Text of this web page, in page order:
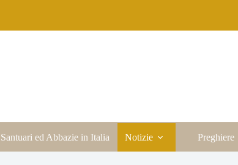
Santuari ed Abbazie in Italia Notizie Preghiere